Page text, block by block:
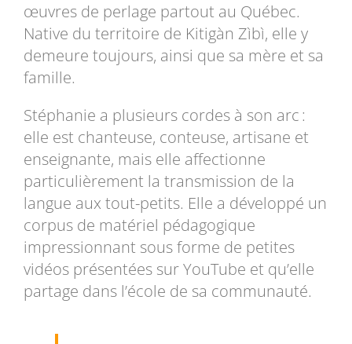
œuvres de perlage partout au Québec.
Native du territoire de Kitigàn Zìbì, elle y
demeure toujours, ainsi que sa mère et sa
famille.
Stéphanie a plusieurs cordes à son arc :
elle est chanteuse, conteuse, artisane et
enseignante, mais elle affectionne
particulièrement la transmission de la
langue aux tout-petits. Elle a développé un
corpus de matériel pédagogique
impressionnant sous forme de petites
vidéos présentées sur YouTube et qu’elle
partage dans l’école de sa communauté.